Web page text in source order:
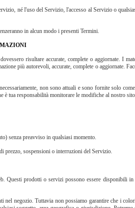
né l'uso del Servizio, l'accesso al Servizio o
in alcun modo i presenti Termini.
risultare accurate, complete o aggiornate. I
più autorevoli, accurate, complete o aggiornate.
non sono attuali e sono fornite solo
è tua responsabilità monitorare le modifiche al nostro
senza preavviso in qualsiasi momento.
prezzo, sospensioni o interruzioni del Servizio.
prodotti o servizi possono essere disponibili
negozio. Tuttavia non possiamo garantire che i